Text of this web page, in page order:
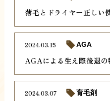
薄毛とドライヤー正しい
AGAによる生え際後退
2024.03.15 AGA
2024.03.07 育毛剤